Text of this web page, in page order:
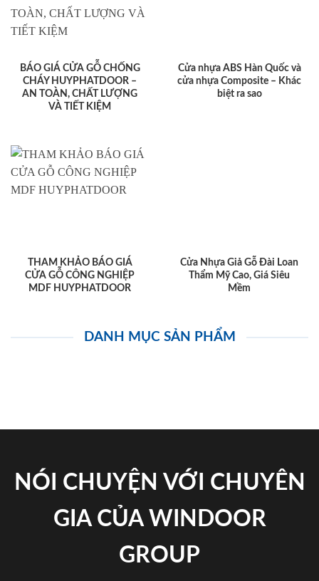
BÁO GIÁ CỬA GỖ CHỐNG
CHÁY HUYPHATDOOR –
AN TOÀN, CHẤT LƯỢNG
VÀ TIẾT KIỆM
Cửa nhựa ABS Hàn Quốc và
cửa nhựa Composite – Khác
biệt ra sao
THAM KHẢO BÁO GIÁ
CỬA GỖ CÔNG NGHIỆP
MDF HUYPHATDOOR
Cửa Nhựa Giả Gỗ Đài Loan
Thẩm Mỹ Cao, Giá Siêu
Mềm
DANH MỤC SẢN PHẨM
NÓI CHUYỆN VỚI CHUYÊN
GIA CỦA WINDOOR
GROUP